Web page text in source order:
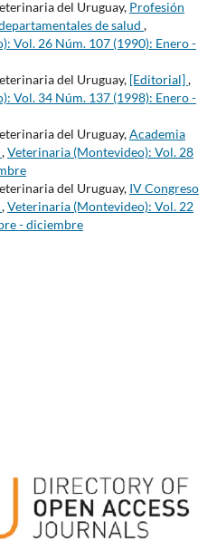
del Uruguay, Profesión
de salud ,
Vol. 26 Núm. 107 (1990): Enero -
del Uruguay, [Editorial],
Vol. 34 Núm. 137 (1998): Enero -
del Uruguay,Academia
,Veterinaria (Montevideo): Vol. 28
del Uruguay, IV Congreso
,Veterinaria (Montevideo): Vol. 22
- diciembre